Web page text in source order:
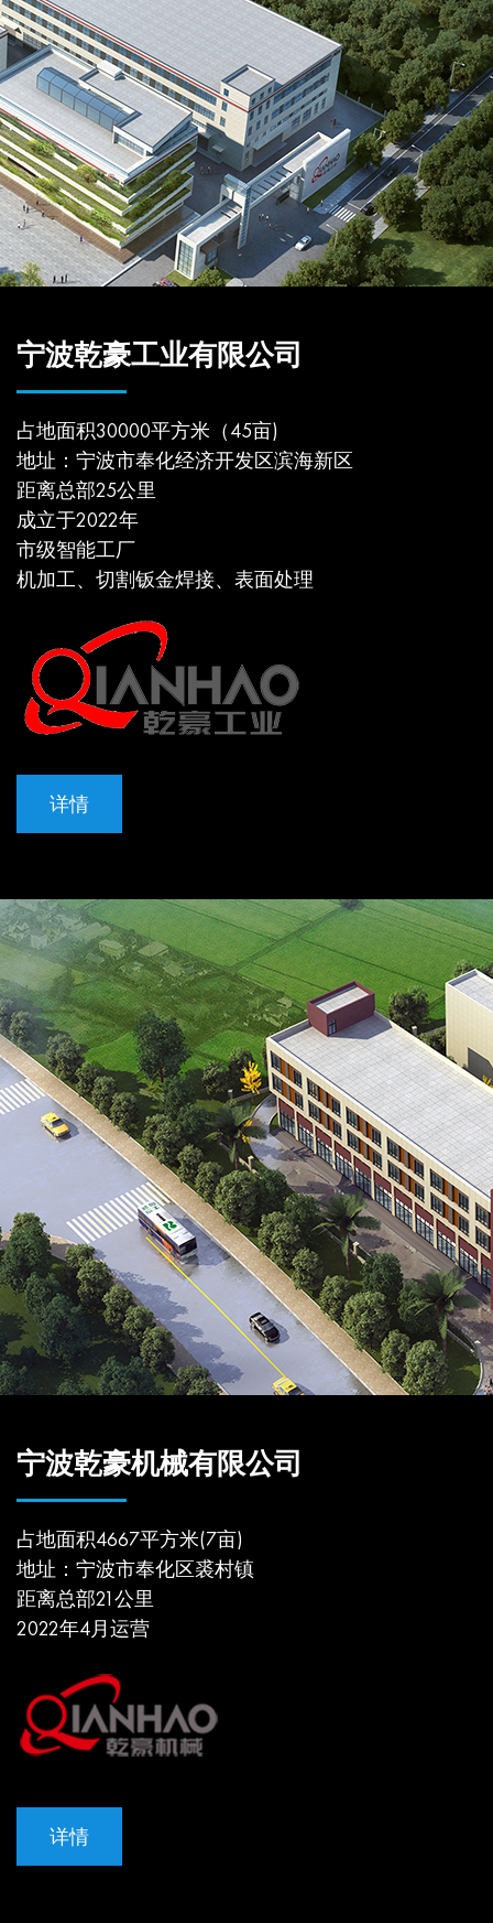
宁波乾豪工业有限公司
占地面积30000平方米（45亩)
地址：宁波市奉化经济开发区滨海新区
距离总部25公里
成立于2022年
市级智能工厂
机加工、切割钣金焊接、表面处理
详情
宁波乾豪机械有限公司
占地面积4667平方米(7亩)
地址：宁波市奉化区裘村镇
距离总部21公里
2022年4月运营
详情